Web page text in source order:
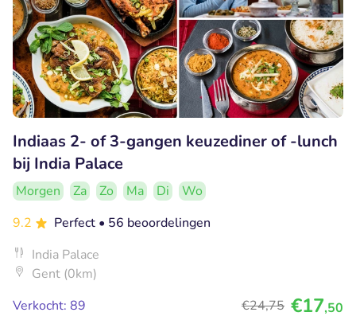
Indiaas 2- of 3-gangen keuzediner of -lunch
bij India Palace
Morgen Za Zo Ma Di
Wo
9.2
Perfect • 56 beoordelingen
India Palace
Gent (0km)
Verkocht: 89
€24,75 €17,50